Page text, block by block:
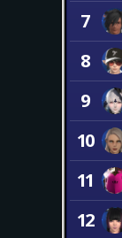
7
8
9
10
11
12